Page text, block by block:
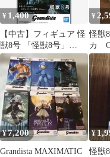
¥ 1,400
【中古】フィギュア 怪
獣8号 「怪獣8号」
Grandista-怪獣8号-(日比
野カフカver.)
¥
怪獣
カ
ア2
¥7,200
Grandista MAXIMATIC
¥
怪獣